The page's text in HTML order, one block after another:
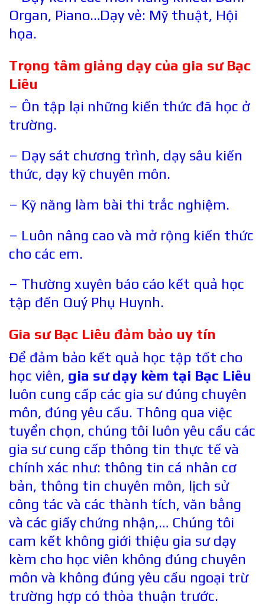
Organ, Piano…Dạy vẻ: Mỹ thuật, Hội
họa.
Trọng tâm giảng dạy của gia sư Bạc
Liêu
– Ôn tập lại những kiến thức đã học ở
trường.
– Dạy sát chương trình, dạy sâu kiến
thức, dạy kỹ chuyên môn.
– Kỹ năng làm bài thi trắc nghiệm.
– Luôn nâng cao và mở rộng kiến thức
cho các em.
– Thường xuyên báo cáo kết quả học
tập đến Quý Phụ Huynh.
Gia sư Bạc Liêu đảm bảo uy tín
Để đảm bảo kết quả học tập tốt cho
học viên, gia sư dạy kèm tại Bạc Liêu
luôn cung cấp các gia sư đúng chuyên
môn, đúng yêu cầu. Thông qua việc
tuyển chọn, chúng tôi luôn yêu cầu các
gia sư cung cấp thông tin thực tế và
chính xác như: thông tin cá nhân cơ
bản, thông tin chuyên môn, lịch sử
công tác và các thành tích, văn bằng
và các giấy chứng nhận,… Chúng tôi
cam kết không giới thiệu gia sư dạy
kèm cho học viên không đúng chuyên
môn và không đúng yêu cầu ngoại trừ
trường hợp có thỏa thuận trước.